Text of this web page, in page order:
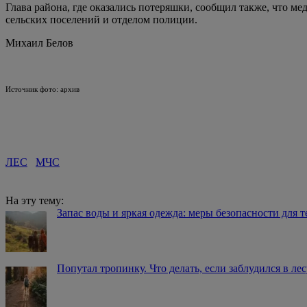
Глава района, где оказались потеряшки, сообщил также, что
сельских поселений и отделом полиции.
Михаил Белов
Источник фото: архив
ЛЕС МЧС
На эту тему:
Запас воды и яркая одежда: меры безопасности для
Попутал тропинку. Что делать, если заблудился в